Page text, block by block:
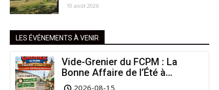
10 août 2026
LES ÉVÉNEMENTS À VENIR
Vide-Grenier du FCPM : La
Bonne Affaire de l’Été à
Arinthod !
2026-08-15